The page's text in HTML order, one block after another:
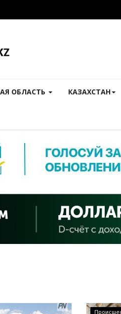
ОБЛАСТЬ КАЗАХСТАН